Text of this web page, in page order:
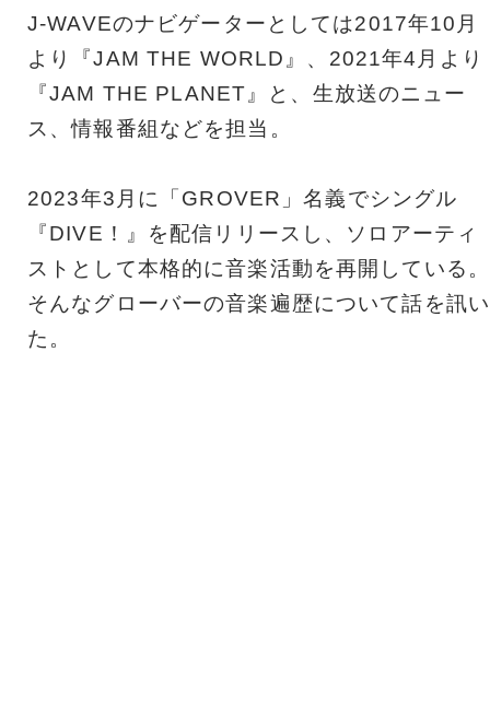
J-WAVEのナビゲーターとしては2017年10月
より『JAM THE WORLD』、2021年4月より
『JAM THE PLANET』と、生放送のニュー
ス、情報番組などを担当。
2023年3月に「GROVER」名義でシングル
『DIVE！』を配信リリースし、ソロアーティ
ストとして本格的に音楽活動を再開している。
そんなグローバーの音楽遍歴について話を訊い
た。